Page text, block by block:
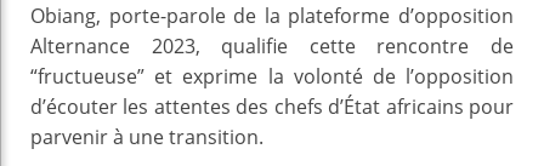
Obiang, porte-parole de la plateforme d’opposition
Alternance 2023, qualifie cette rencontre de
“fructueuse” et exprime la volonté de l’opposition
d’écouter les attentes des chefs d’État africains pour
parvenir à une transition.